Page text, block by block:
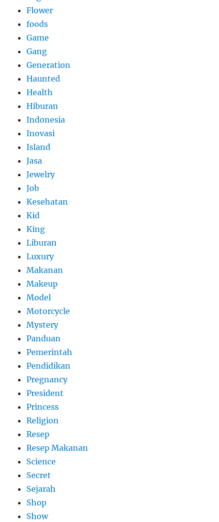
Flower
foods
Game
Gang
Generation
Haunted
Health
Hiburan
Indonesia
Inovasi
Island
Jasa
Jewelry
Job
Kesehatan
Kid
King
Liburan
Luxury
Makanan
Makeup
Model
Motorcycle
Mystery
Panduan
Pemerintah
Pendidikan
Pregnancy
President
Princess
Religion
Resep
Resep Makanan
Science
Secret
Sejarah
Shop
Show